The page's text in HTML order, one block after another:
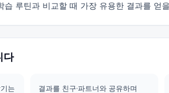
습 루틴과 비교할 때 가장 유용한 결과를 얻
다
는
결과를 친구·파트너와 공유하며